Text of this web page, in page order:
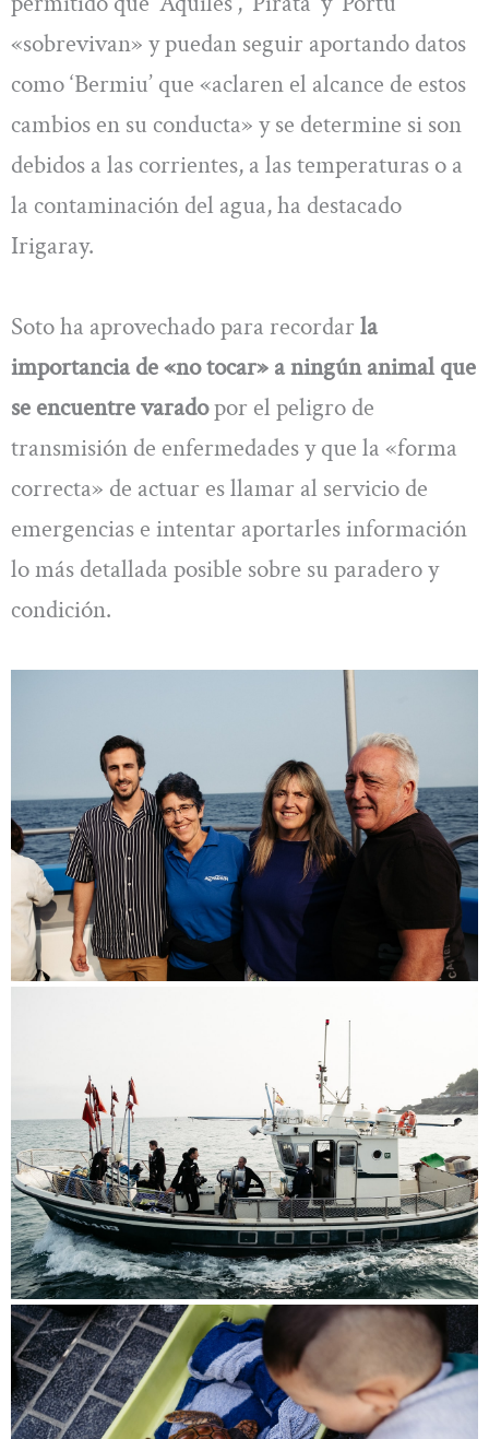
«sobrevivan» y puedan seguir aportando datos
como ‘Bermiu’ que «aclaren el alcance de estos
cambios en su conducta» y se determine si son
debidos a las corrientes, a las temperaturas o a
la contaminación del agua, ha destacado
Irigaray.
Soto ha aprovechado para recordarla
importancia de «no tocar» a ningún animal que
se encuentre varadopor el peligro de
transmisión de enfermedades y que la «forma
correcta» de actuar es llamar al servicio de
emergencias e intentar aportarles información
lo más detallada posible sobre su paradero y
condición.